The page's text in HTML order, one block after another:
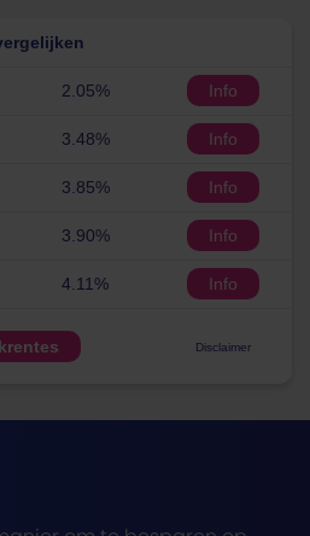
2.05% Info
3.48% Info
3.85% Info
3.90% Info
4.11% Info
Disclaimer